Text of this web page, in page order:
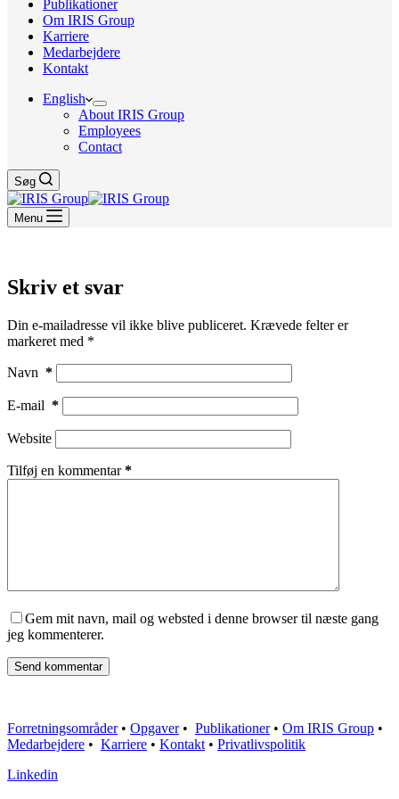
Publikationer
Om IRIS Group
Karriere
Medarbejdere
Kontakt
English
About IRIS Group
Employees
Contact
Søg
Menu
Skriv et svar
Din e-mailadresse vil ikke blive publiceret. Krævede felter er
markeret med *
Navn *
E-mail *
Website
Tilføj en kommentar*
Gem mit navn, mail og websted i denne browser til næste gang
jeg kommenterer.
Send kommentar
Forretningsområder• Opgaver• Publikationer• Om IRIS Group •
Medarbejdere • Karriere • Kontakt • Privatlivspolitik
Linkedin